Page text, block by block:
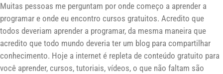
Muitas pessoas me perguntam por onde começo a aprender a
programar e onde eu encontro cursos gratuitos. Acredito que
todos deveriam aprender a programar, da mesma maneira que
acredito que todo mundo deveria ter um blog para compartilhar
conhecimento. Hoje a internet é repleta de conteúdo gratuito para
você aprender, cursos, tutoriais, vídeos, o que não faltam são